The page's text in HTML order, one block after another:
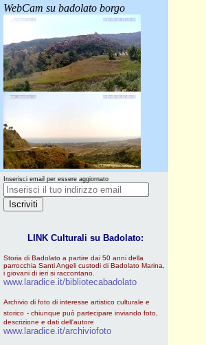
WebCam su badolato borgo
Inserisci email per essere aggiornato
LINK Culturali su Badolato:
Storia di Badolato a partire dai 50 anni della
parrocchia Santi Angeli custodi di Badolato Marina,
i giovani di ieri si raccontano.
www.laradice.it/bibliotecabadolato
Archivio di foto di interesse artistico culturale e
storico - chiunque può partecipare inviando foto,
descrizione e dati dell'autore
www.laradice.it/archiviofoto